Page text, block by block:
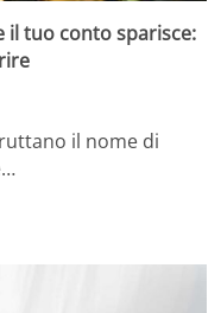
il tuo conto sparisce:
il nome di